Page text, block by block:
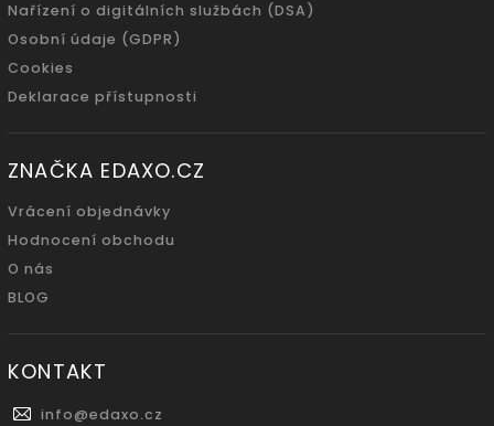
Nařízení o digitálních službách (DSA)
Osobní údaje (GDPR)
Cookies
Deklarace přístupnosti
ZNAČKA EDAXO.CZ
Vrácení objednávky
Hodnocení obchodu
O nás
BLOG
KONTAKT
info@edaxo.cz